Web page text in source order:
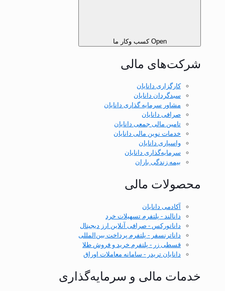
Open کسب‌ وکار ما
شرکت‌های مالی
کارگزاری دانایان
سبدگردان دانایان
مشاور سرمایه گذاری دانایان
صرافی دانایان
تامین مالی جمعی دانایان
خدمات نوین مالی دانایان
واسپاری دانایان
سرمایه‌گذاری دانایان
بیمه زندگی باران
محصولات مالی
آکادمی دانایان
دانالند - پلتفرم تسهیلات خرد
داناتورکس - صرافی آنلاین ارز دیجیتال
داناترنسفر - پلتفرم پرداخت بین‌المللی
قسطی زر - پلتفرم خرید و فروش طلا
دانایان تریدر - سامانه معاملات اوراق
خدمات مالی و سرمایه‌گذاری